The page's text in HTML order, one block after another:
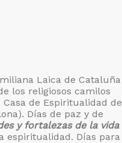
Laica de Cataluña
los religiosos camilos
de Espiritualidad de
Días de paz y de
y fortalezas de la vida
espiritualidad. Días para